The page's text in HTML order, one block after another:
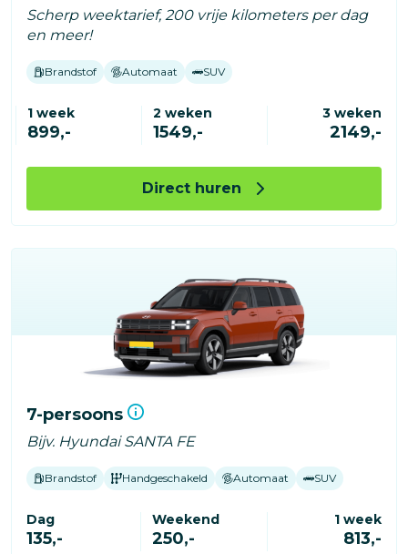
Scherp weektarief, 200 vrije kilometers per dag
en meer!
Brandstof Automaat SUV
1 week
899,-
2 weken
1549,-
3 weken
2149,-
Direct huren
7-persoons
Bijv. Hyundai SANTA FE
Brandstof Handgeschakeld Automaat SUV
Dag
135,-
Weekend
250,-
1 week
813,-